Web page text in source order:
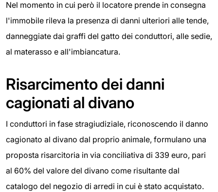
Nel momento in cui però il locatore prende in consegna
l'immobile rileva la presenza di danni ulteriori alle tende,
danneggiate dai graffi del gatto dei conduttori, alle sedie,
al materasso e all'imbiancatura.
Risarcimento dei danni
cagionati al divano
I conduttori in fase stragiudiziale, riconoscendo il danno
cagionato al divano dal proprio animale, formulano una
proposta risarcitoria in via conciliativa di 339 euro, pari
al 60% del valore del divano come risultante dal
catalogo del negozio di arredi in cui è stato acquistato.